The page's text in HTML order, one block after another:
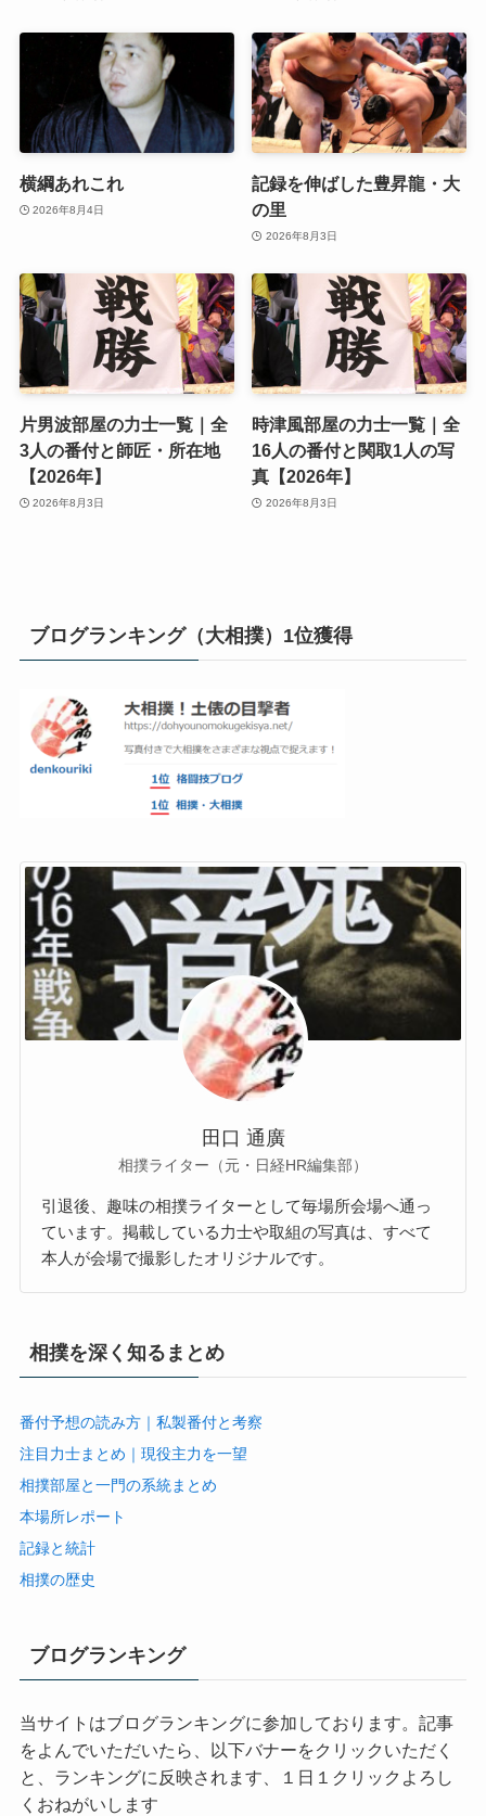
横綱あれこれ
2026年8月4日
記録を伸ばした豊昇龍・大
の里
2026年8月3日
片男波部屋の力士一覧｜全
3人の番付と師匠・所在地
【2026年】
2026年8月3日
時津風部屋の力士一覧｜全
16人の番付と関取1人の写
真【2026年】
2026年8月3日
ブログランキング（大相撲）1位獲得
田口 通廣
相撲ライター（元・日経HR編集部）
引退後、趣味の相撲ライターとして毎場所会場へ通っ
ています。掲載している力士や取組の写真は、すべて
本人が会場で撮影したオリジナルです。
相撲を深く知るまとめ
番付予想の読み方｜私製番付と考察
注目力士まとめ｜現役主力を一望
相撲部屋と一門の系統まとめ
本場所レポート
記録と統計
相撲の歴史
ブログランキング
当サイトはブログランキングに参加しております。記事
をよんでいただいたら、以下バナーをクリックいただく
と、ランキングに反映されます、１日１クリックよろし
くおねがいします